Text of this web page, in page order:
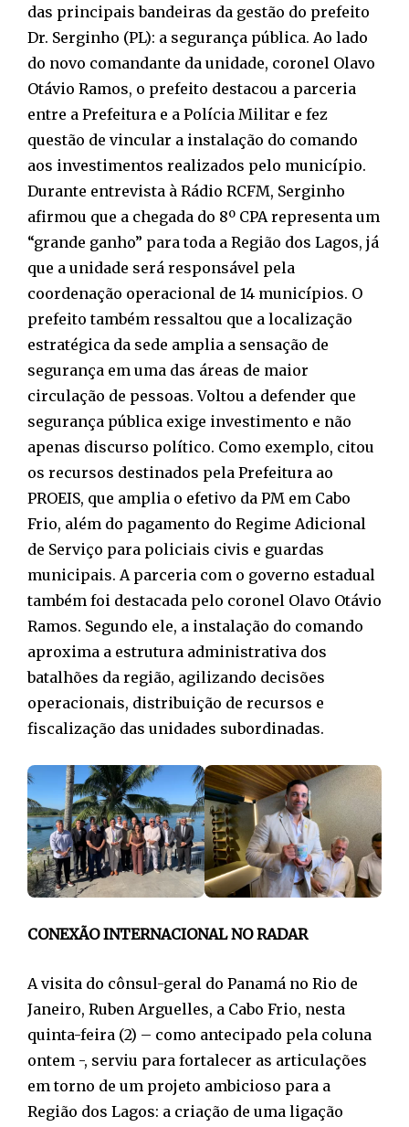
das principais bandeiras da gestão do prefeito
Dr. Serginho (PL): a segurança pública. Ao lado
do novo comandante da unidade, coronel Olavo
Otávio Ramos, o prefeito destacou a parceria
entre a Prefeitura e a Polícia Militar e fez
questão de vincular a instalação do comando
aos investimentos realizados pelo município.
Durante entrevista à Rádio RCFM, Serginho
afirmou que a chegada do 8º CPA representa um
“grande ganho” para toda a Região dos Lagos, já
que a unidade será responsável pela
coordenação operacional de 14 municípios. O
prefeito também ressaltou que a localização
estratégica da sede amplia a sensação de
segurança em uma das áreas de maior
circulação de pessoas. Voltou a defender que
segurança pública exige investimento e não
apenas discurso político. Como exemplo, citou
os recursos destinados pela Prefeitura ao
PROEIS, que amplia o efetivo da PM em Cabo
Frio, além do pagamento do Regime Adicional
de Serviço para policiais civis e guardas
municipais. A parceria com o governo estadual
também foi destacada pelo coronel Olavo Otávio
Ramos. Segundo ele, a instalação do comando
aproxima a estrutura administrativa dos
batalhões da região, agilizando decisões
operacionais, distribuição de recursos e
fiscalização das unidades subordinadas.
CONEXÃO INTERNACIONAL NO RADAR
A visita do cônsul-geral do Panamá no Rio de
Janeiro, Ruben Arguelles, a Cabo Frio, nesta
quinta-feira (2) – como antecipado pela coluna
ontem -, serviu para fortalecer as articulações
em torno de um projeto ambicioso para a
Região dos Lagos: a criação de uma ligação